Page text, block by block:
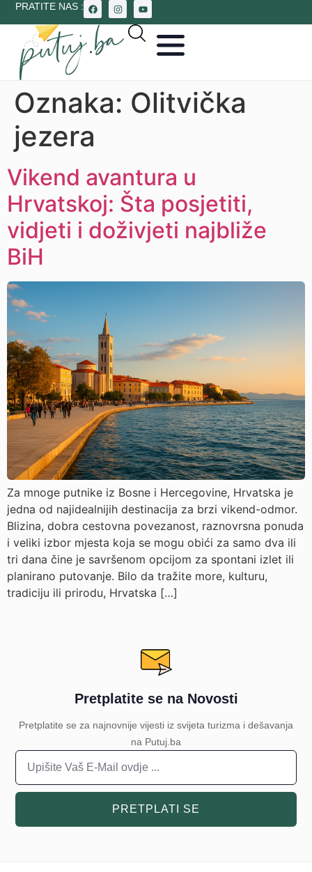
PRATITE NAS :
Oznaka: Olitvička
jezera
Vikend avantura u
Hrvatskoj: Šta posjetiti,
vidjeti i doživjeti najbliže
BiH
Za mnoge putnike iz Bosne i Hercegovine, Hrvatska je
jedna od najidealnijih destinacija za brzi vikend-odmor.
Blizina, dobra cestovna povezanost, raznovrsna ponuda
i veliki izbor mjesta koja se mogu obići za samo dva ili
tri dana čine je savršenom opcijom za spontani izlet ili
planirano putovanje. Bilo da tražite more, kulturu,
tradiciju ili prirodu, Hrvatska […]
Pretplatite se na Novosti
Pretplatite se za najnovnije vijesti iz svijeta turizma i dešavanja
na Putuj.ba
PRETPLATI SE